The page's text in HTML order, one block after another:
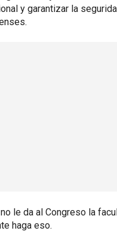
y garantizar la
le da al Congreso la
haga eso.